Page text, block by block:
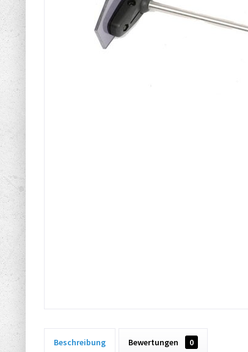
Beschreibung Bewertungen 0